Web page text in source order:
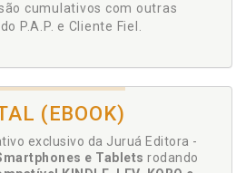
cumulativos com outras
P.A.P. e Cliente Fiel.
(EBOOK)
exclusivo da Juruá Editora -
e Tablets rodando